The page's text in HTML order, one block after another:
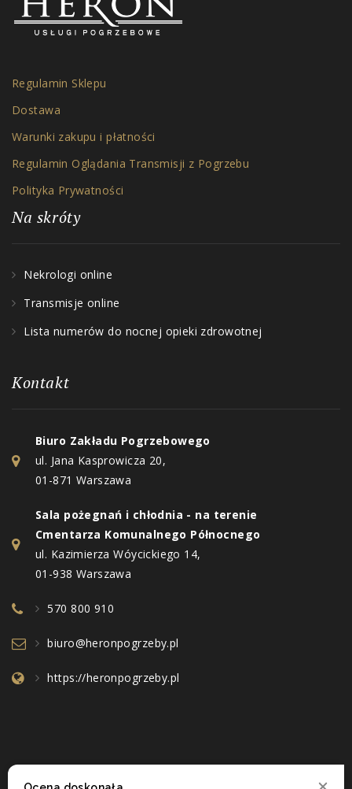
Regulamin Sklepu
Dostawa
Warunki zakupu i płatności
Regulamin Oglądania Transmisji z Pogrzebu
Polityka Prywatności
Na skróty
Nekrologi online
Transmisje online
Lista numerów do nocnej opieki zdrowotnej
Kontakt
Biuro Zakładu Pogrzebowego
ul. Jana Kasprowicza 20,
01-871 Warszawa
Sala pożegnań i chłodnia - na terenie
Cmentarza Komunalnego Północnego
ul. Kazimierza Wóycickiego 14,
01-938 Warszawa
570 800 910
biuro@heronpogrzeby.pl
https://heronpogrzeby.pl